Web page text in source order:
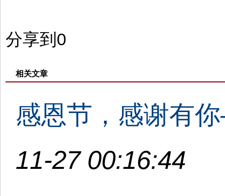
分享到0
相关文章
感恩节，感谢有
11-27 00:16:44